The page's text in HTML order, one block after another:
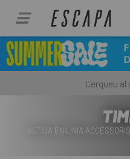
BOTIGA EN LÍNIA